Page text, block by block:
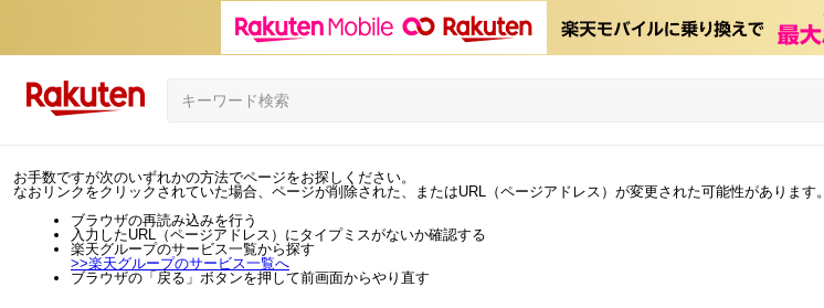
お手数ですが次のいずれかの方法でページをお探しください。
なおリンクをクリックされていた場合、ページが削除された、またはURL（ページアドレス）が変更された可能性があります。
ブラウザの再読み込みを行う
入力したURL（ページアドレス）にタイプミスがないか確認する
楽天グループのサービス一覧から探す
>>楽天グループのサービス一覧へ
ブラウザの「戻る」ボタンを押して前画面からやり直す